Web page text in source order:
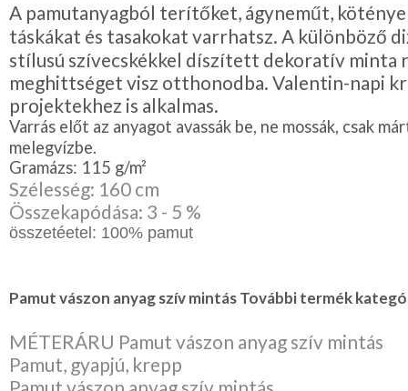
A pamutanyagból terítőket, ágyneműt,
táskákat és tasakokat varrhatsz. A különböző
stílusú szívecskékkel díszített dekoratív minta
meghittséget visz otthonodba. Valentin-napi
projektekhez is alkalmas.
Varrás előt az anyagot avassák be, ne mossák, csak
melegvízbe.
Gramázs: 115 g/m²
Szélesség: 160 cm
Összekapódása: 3 - 5 %
összetéetel: 100% pamut
Pamut vászon anyag szív mintás További termék
MÉTERÁRU Pamut vászon anyag szív mintás
Pamut, gyapjú, krepp